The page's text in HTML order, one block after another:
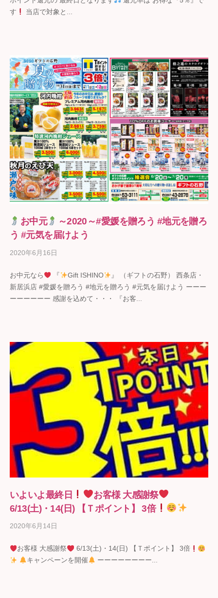
ト
す
当店で対象と...
お中元
～2020～#愛媛を贈ろう #地元を贈ろ
う #元気を届けよう
2020年6月16日
ギ
フ
ト
お中元なら 『 Gift ISHINO
』 （ギフトの石野） 西条店・
新居浜店 #愛媛を贈ろう #地元を贈ろう #元気を届けよう ーーー
ーーーーーー 感謝を込めて・・・ 『お客...
いよいよ最終日
お客様 大感謝祭
6/13(土)・14(日) 【Ｔポイント】 3倍
2020年6月14日
ギ
フ
お客様 大感謝祭
6/13(土)・14(日) 【Ｔポイント】 3倍
キャンペーンを開催
ーーーーーーーー...